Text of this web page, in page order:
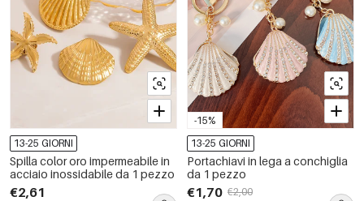
13-25 GIORNI
Spilla color oro impermeabile in
acciaio inossidabile da 1 pezzo
€2,61
-15%
13-25 GIORNI
Portachiavi in lega a conchiglia
da 1 pezzo
€1,70 €2,00